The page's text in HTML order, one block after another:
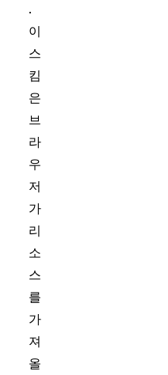
.
이
스
킴
은
브
라
우
저
가
리
소
스
를
가
져
올